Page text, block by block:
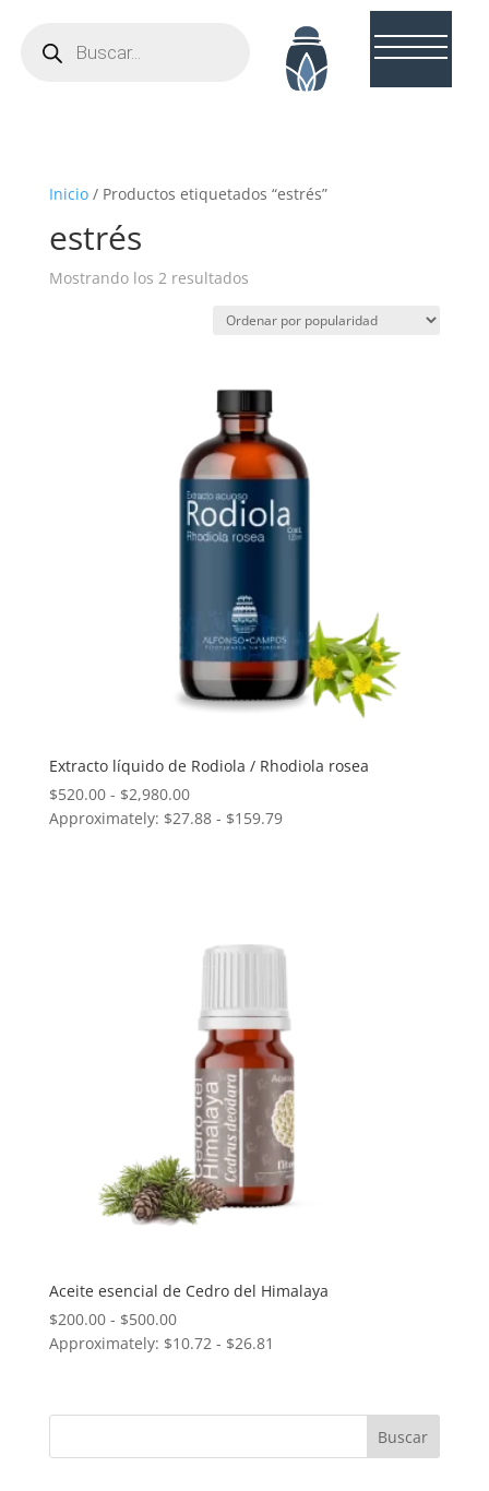
productos
Inicio/ Productos etiquetados “estrés”
estrés
Mostrando los 2 resultadosOrdenado
popularidad
Extracto líquido de Rodiola / Rhodiola rosea
$520.00 - $2,980.00Rango
de
$2,980.00
Approximately: $27.88 - $159.79
Aceite esencial de Cedro del Himalaya
$200.00 - $500.00Rango
de
$200.00
Approximately: $10.72 - $26.81